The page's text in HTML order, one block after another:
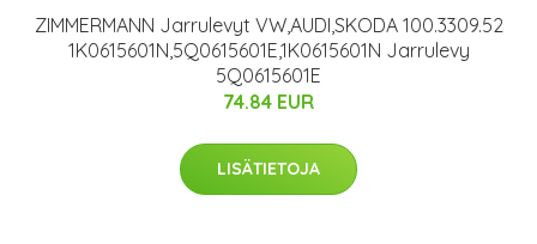
ZIMMERMANN Jarrulevyt VW,AUDI,SKODA 100.3309.52
1K0615601N,5Q0615601E,1K0615601N Jarrulevy
5Q0615601E
74.84 EUR
LISÄTIETOJA